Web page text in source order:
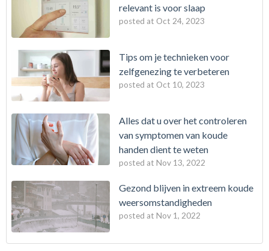
relevant is voor slaap
posted at Oct 24, 2023
Tips om je technieken voor
zelfgenezing te verbeteren
posted at Oct 10, 2023
Alles dat u over het controleren
van symptomen van koude
handen dient te weten
posted at Nov 13, 2022
Gezond blijven in extreem koude
weersomstandigheden
posted at Nov 1, 2022